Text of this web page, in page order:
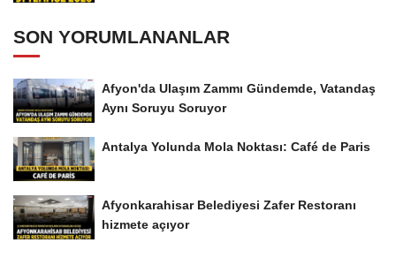
SON YORUMLANANLAR
Afyon'da Ulaşım Zammı Gündemde, Vatandaş
Aynı Soruyu Soruyor
Antalya Yolunda Mola Noktası: Café de Paris
Afyonkarahisar Belediyesi Zafer Restoranı
hizmete açıyor